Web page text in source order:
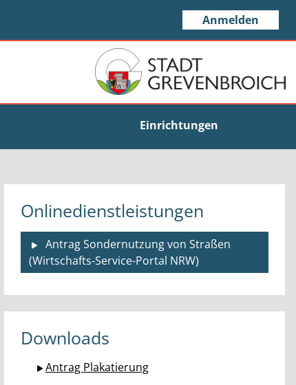
Anmelden
Einrichtungen
Onlinedienstleistungen
Antrag Sondernutzung von Straßen
(Wirtschafts-Service-Portal NRW)
Downloads
Antrag Plakatierung